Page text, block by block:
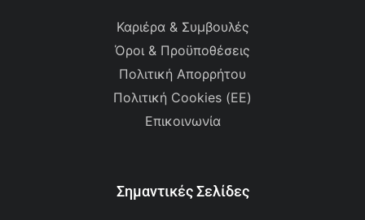
Καριέρα & Συμβουλές
Όροι & Προϋποθέσεις
Πολιτική Απορρήτου
Πολιτική Cookies (ΕΕ)
Επικοινωνία
Σημαντικές Σελίδες